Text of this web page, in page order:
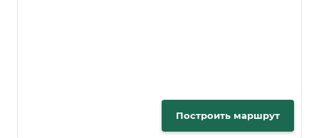
Построить маршрут